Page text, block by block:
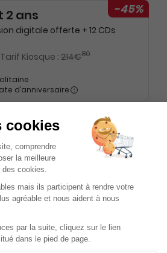
-45%
2 ans
digitale offerte + 12 CDs
Tarif Kiosque : 214€80
d’anniversaire
2 ans
digitale offerte
Kiosque :
d’anniversaire
-50%
libre
offerte